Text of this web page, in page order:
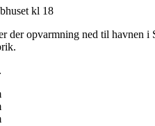
kl 18
der opvarmning ned til havnen